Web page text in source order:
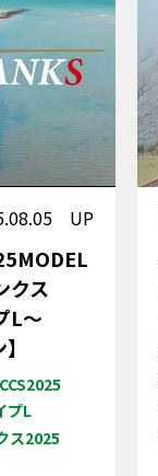
UP
クス
L～
プL
ス2025